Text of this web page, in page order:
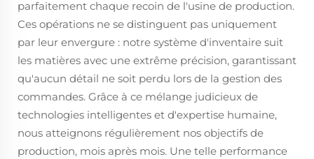
parfaitement chaque recoin de l'usine de production.
Ces opérations ne se distinguent pas uniquement
par leur envergure : notre système d'inventaire suit
les matières avec une extrême précision, garantissant
qu'aucun détail ne soit perdu lors de la gestion des
commandes. Grâce à ce mélange judicieux de
technologies intelligentes et d'expertise humaine,
nous atteignons régulièrement nos objectifs de
production, mois après mois. Une telle performance